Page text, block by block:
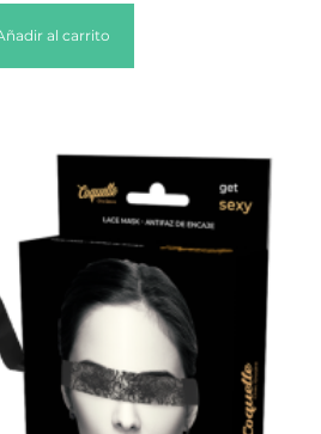
al carrito